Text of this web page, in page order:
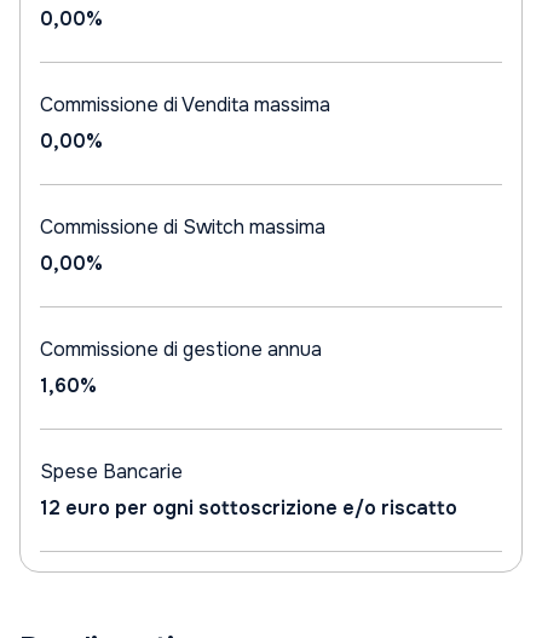
0,00%
Commissione di Vendita massima
0,00%
Commissione di Switch massima
0,00%
Commissione di gestione annua
1,60%
Spese Bancarie
12 euro per ogni sottoscrizione e/o riscatto